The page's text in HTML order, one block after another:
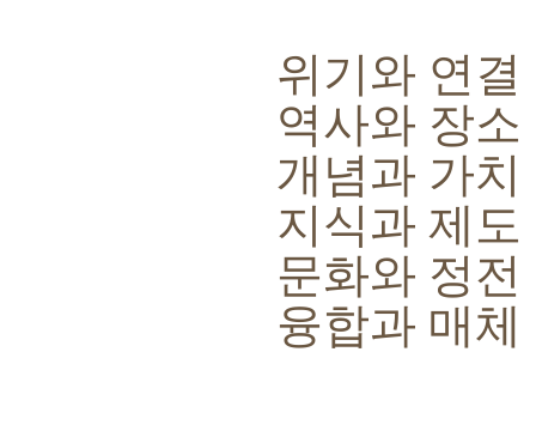
위기와 연결
역사와 장소
개념과 가치
지식과 제도
문화와 정전
융합과 매체